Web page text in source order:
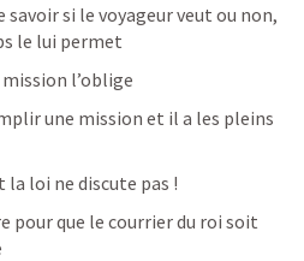
savoir si le voyageur veut ou non,
le lui permet
l’oblige
une mission et il a les pleins
la loi ne discute pas !
pour que le courrier du roi soit